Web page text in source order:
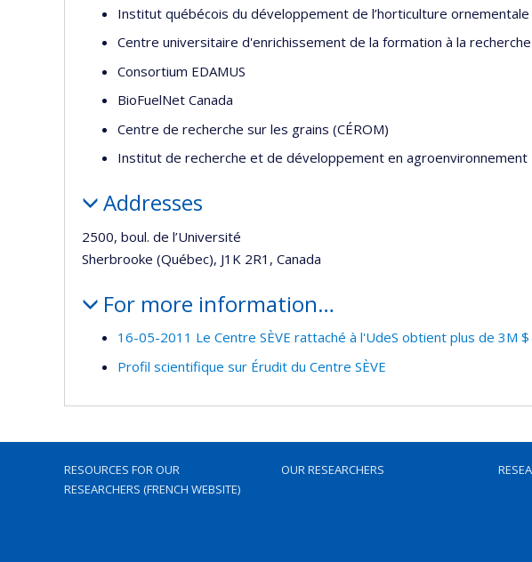
Institut québécois du développement de l’horticulture
Centre universitaire d'enrichissement de la formation à la recherche
Consortium EDAMUS
BioFuelNet Canada
Centre de recherche sur les grains (CÉROM)
Institut de recherche et de développement en agroenvironnement
Addresses
2500, boul. de l’Université
Sherbrooke (Québec), J1K 2R1, Canada
For more information…
16-05-2011 Le Centre SÈVE rattaché à l'UdeS obtient plus de 3M $
Profil scientifique sur Érudit du Centre SÈVE
RESOURCES FOR OUR
RESEARCHERS (FRENCH WEBSITE)
OUR RESEARCHERS